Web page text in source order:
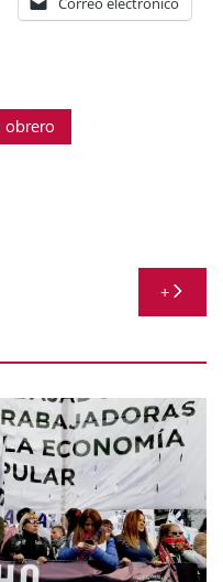
obrero
+